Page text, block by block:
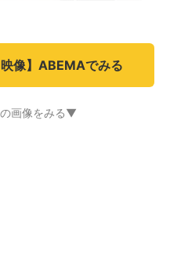
映像】ABEMAでみる
画像をみる▼